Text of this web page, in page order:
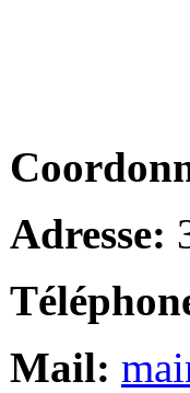
Adresse:
Mail: